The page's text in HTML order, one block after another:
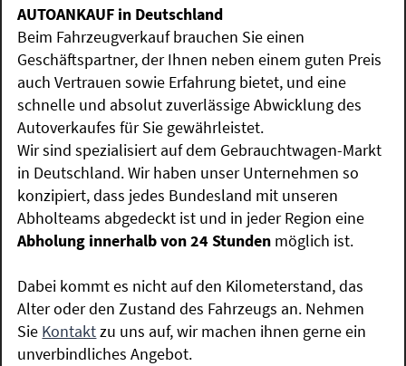
AUTOANKAUF in Deutschland
Beim Fahrzeugverkauf brauchen Sie einen
Geschäftspartner, der Ihnen neben einem guten Preis
auch Vertrauen sowie Erfahrung bietet, und eine
schnelle und absolut zuverlässige Abwicklung des
Autoverkaufes für Sie gewährleistet.
Wir sind spezialisiert auf dem Gebrauchtwagen-Markt
in Deutschland. Wir haben unser Unternehmen so
konzipiert, dass jedes Bundesland mit unseren
Abholteams abgedeckt ist und in jeder Region eine
Abholung innerhalb von 24 Stunden möglich ist.
Dabei kommt es nicht auf den Kilometerstand, das
Alter oder den Zustand des Fahrzeugs an. Nehmen
Sie Kontaktzu uns auf, wir machen ihnen gerne ein
unverbindliches Angebot.